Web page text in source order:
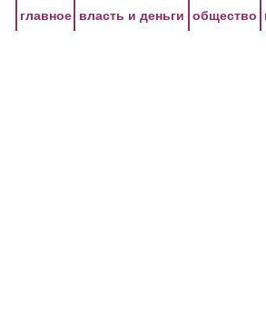
главное власть и деньги общество